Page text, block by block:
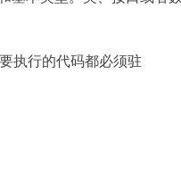
执行的代码都必须驻